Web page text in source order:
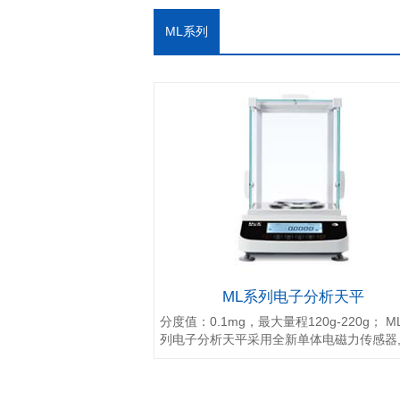
ML系列
ML系列电子分析天平
分度值：0.1mg，最大量程120g-220g；
列电子分析天平采用全新单体电磁力传感器